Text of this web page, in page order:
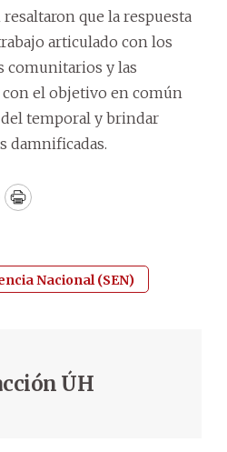
que la respuesta
articulado con los
comunitarios y las
el objetivo en común
temporal y brindar
damnificadas.
Print
Nacional (SEN)
ÚH